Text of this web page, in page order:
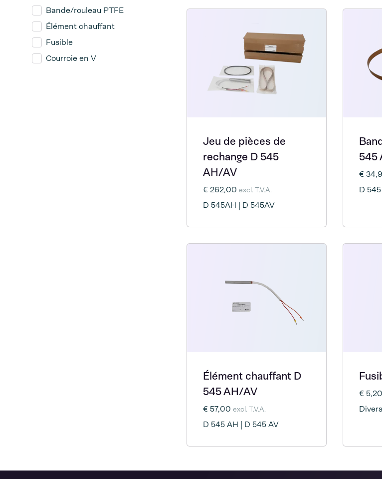
Bande/rouleau PTFE
Élément chauffant
Fusible
Courroie en V
Jeu de pièces de
rechange D 545
AH/AV
€ 262,00 excl. T.V.A.
D 545AH | D 545AV
545
€
D
Élément chauffant D
545 AH/AV
€ 57,00 excl. T.V.A.
D 545 AH | D 545 AV
€ 5,20